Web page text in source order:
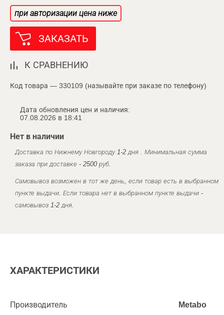
при авторизации цена ниже
ЗАКАЗАТЬ
К СРАВНЕНИЮ
Код товара — 330109 (называйте при заказе по телефону)
Дата обновления цен и наличия:
07.08.2026 в 18:41
Нет в наличии
Доставка по Нижнему Новгороду 1-2 дня . Минимальная сумма
заказа при доставке - 2500 руб.
Самовывоз возможен в тот же день, если товар есть в выбранном
пункте выдачи. Если товара нет в выбранном пункте выдачи -
самовывоз 1-2 дня.
ХАРАКТЕРИСТИКИ
Производитель Metabo